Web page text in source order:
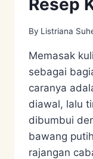
Resep
By Listriana
Memasak
sebagai
caranya
diawal, lalu
dibumbui
bawang
rajangan